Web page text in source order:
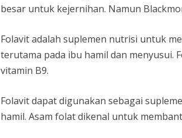
besar untuk kejernihan. Namun
Folavit adalah suplemen nutrisi untuk
terutama pada ibu hamil dan menyusui.
vitamin B9.
Folavit dapat digunakan sebagai
hamil. Asam folat dikenal untuk